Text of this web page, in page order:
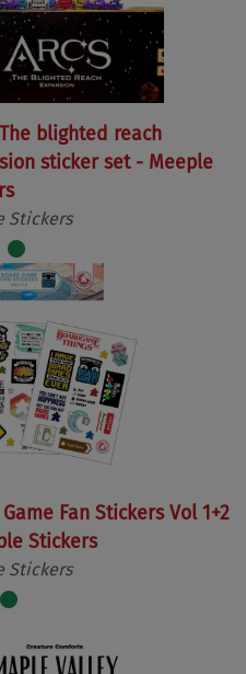
blighted reach
sticker set - Meeple
Stickers
Fan Stickers Vol 1+2
Stickers
Stickers